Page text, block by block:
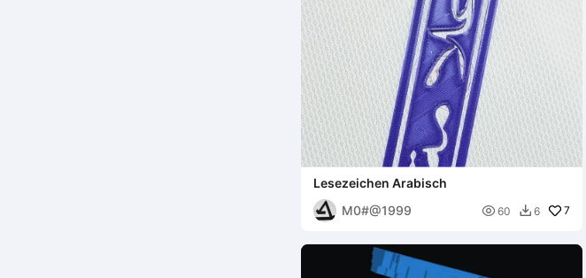
Lesezeichen Arabisch
M0#@1999
 60  6 7